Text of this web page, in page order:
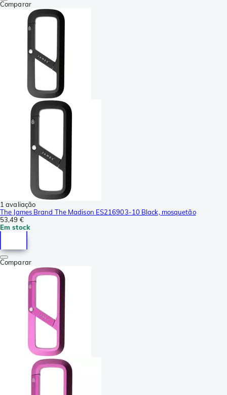
Comparar
1 avaliação
The James Brand The Madison ES216903-10 Black, mosquetão
53,49 €
Em stock
Comparar